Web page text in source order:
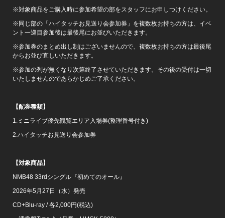
※対象商品をご購入時に参加希望の部をスタッフにお申しつけください。
※同じ部の「ハイタッチお見送り会参加券」を複数枚お持ちの方は、イベ
ント一巡目参加後は最後尾にお並びいただきます。
※参加券のまとめ出し制はございませんので、複数枚お持ちの方は最後尾
からお並び直しいただきます。
※参加の列が無くなり次第終了させていただきます。その後の受付は一切
いたしませんのであらかじめご了承ください。
【配券種類】
1.ミニライブ優先観覧エリア入場券(整理番号付き)
2.ハイタッチお見送り会参加券
【対象商品】
NMB48 33rdシングル『初めてのオール』
2026年5月27日（水）発売
CD+Blu-ray / 各2,000円(税込)